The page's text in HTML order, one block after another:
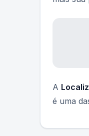
A
é uma